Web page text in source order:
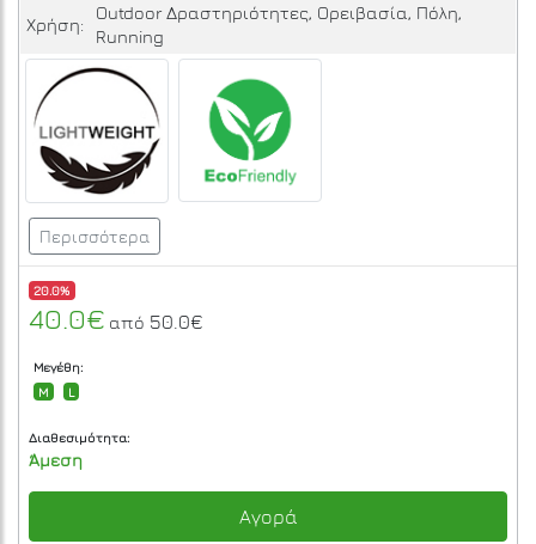
Χρήση:
Outdoor Δραστηριότητες, Ορειβασία, Πόλη,
Running
Περισσότερα
20.0%
40.0€ από 50.0€
Μεγέθη:
M
L
Διαθεσιμότητα:
Άμεση
Αγορά